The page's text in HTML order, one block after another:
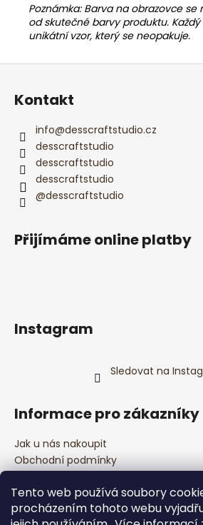
Tento web používá soubory
procházením tohoto webu
Poznámka: Barva na obrazovce se
od skutečné barvy produktu.
unikátní vzor, který se neopakuje.
Z
Kontakt
info@desscraftstudio.cz
desscraftstudio
desscraftstudio
desscraftstudio
@desscraftstudio
Přijímáme online platby
Instagram
Sledovat na
Informace pro zákazníky
Jak u nás nakoupit
Obchodní podmínky
Kontakty
Bezpečnostní informace